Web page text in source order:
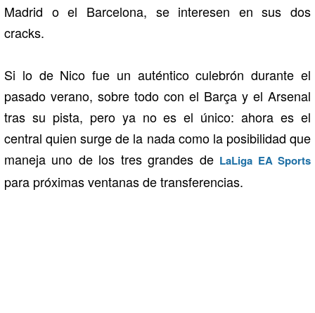
Madrid o el Barcelona, se interesen en sus dos
cracks.
Si lo de Nico fue un auténtico culebrón durante el
pasado verano, sobre todo con el Barça y el Arsenal
tras su pista, pero ya no es el único: ahora es el
central quien surge de la nada como la posibilidad que
maneja uno de los tres grandes de LaLiga EA Sports
para próximas ventanas de transferencias.